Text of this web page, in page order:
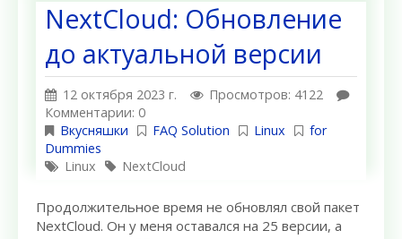
NextCloud: Обновление
до актуальной версии
12 октября 2023 г.
Просмотров: 4122
Комментарии: 0
Вкусняшки
FAQ Solution Linux
for
Dummies
Linux
NextCloud
Продолжительное время не обновлял свой пакет
NextCloud. Он у меня оставался на 25 версии, а